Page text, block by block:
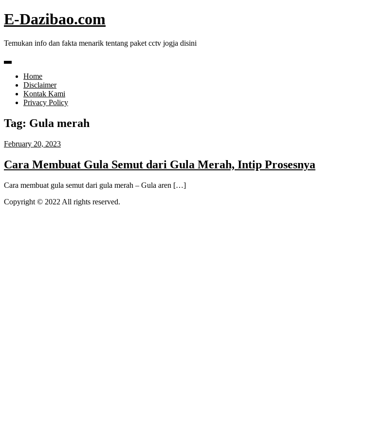
Skip
to
E-Dazibao.com
Temukan info dan fakta menarik tentang paket cctv jogja disini
Home
Disclaimer
Kontak Kami
Privacy Policy
Tag: Gula merah
February 20, 2023
Cara Membuat Gula Semut dari Gula Merah, Intip Prosesnya
Cara membuat gula semut dari gula merah – Gula aren […]
Copyright © 2022 All rights reserved.